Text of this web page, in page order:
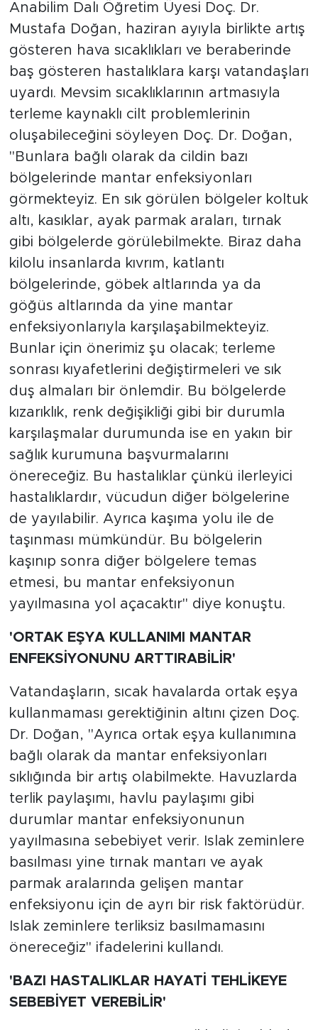
Anabilim Dalı Öğretim Üyesi Doç. Dr.
Mustafa Doğan, haziran ayıyla birlikte artış
gösteren hava sıcaklıkları ve beraberinde
baş gösteren hastalıklara karşı vatandaşları
uyardı. Mevsim sıcaklıklarının artmasıyla
terleme kaynaklı cilt problemlerinin
oluşabileceğini söyleyen Doç. Dr. Doğan,
"Bunlara bağlı olarak da cildin bazı
bölgelerinde mantar enfeksiyonları
görmekteyiz. En sık görülen bölgeler koltuk
altı, kasıklar, ayak parmak araları, tırnak
gibi bölgelerde görülebilmekte. Biraz daha
kilolu insanlarda kıvrım, katlantı
bölgelerinde, göbek altlarında ya da
göğüs altlarında da yine mantar
enfeksiyonlarıyla karşılaşabilmekteyiz.
Bunlar için önerimiz şu olacak; terleme
sonrası kıyafetlerini değiştirmeleri ve sık
duş almaları bir önlemdir. Bu bölgelerde
kızarıklık, renk değişikliği gibi bir durumla
karşılaşmalar durumunda ise en yakın bir
sağlık kurumuna başvurmalarını
önereceğiz. Bu hastalıklar çünkü ilerleyici
hastalıklardır, vücudun diğer bölgelerine
de yayılabilir. Ayrıca kaşıma yolu ile de
taşınması mümkündür. Bu bölgelerin
kaşınıp sonra diğer bölgelere temas
etmesi, bu mantar enfeksiyonun
yayılmasına yol açacaktır" diye konuştu.
'ORTAK EŞYA KULLANIMI MANTAR
ENFEKSİYONUNU ARTTIRABİLİR'
Vatandaşların, sıcak havalarda ortak eşya
kullanmaması gerektiğinin altını çizen Doç.
Dr. Doğan, "Ayrıca ortak eşya kullanımına
bağlı olarak da mantar enfeksiyonları
sıklığında bir artış olabilmekte. Havuzlarda
terlik paylaşımı, havlu paylaşımı gibi
durumlar mantar enfeksiyonunun
yayılmasına sebebiyet verir. Islak zeminlere
basılması yine tırnak mantarı ve ayak
parmak aralarında gelişen mantar
enfeksiyonu için de ayrı bir risk faktörüdür.
Islak zeminlere terliksiz basılmamasını
önereceğiz" ifadelerini kullandı.
'BAZI HASTALIKLAR HAYATİ TEHLİKEYE
SEBEBİYET VEREBİLİR'